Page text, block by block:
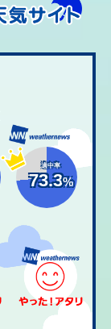
適中率
73.3%